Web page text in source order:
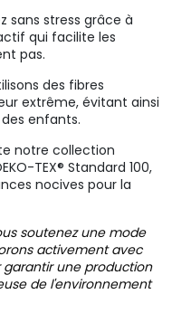
sans stress grâce à
qui facilite les
pas.
des fibres
extrême, évitant ainsi
enfants.
notre collection
TEX® Standard 100,
nocives pour la
soutenez une mode
activement avec
une production
de l'environnement